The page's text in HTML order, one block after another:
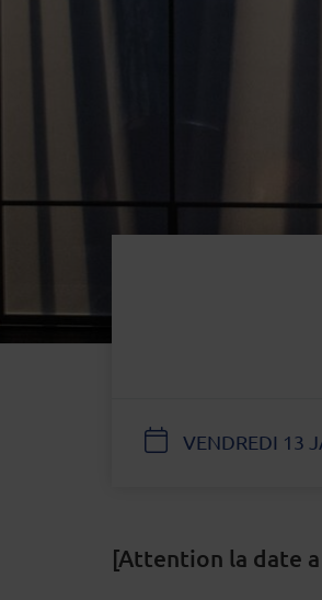
DATEVENDREDI 13
[Attention la date